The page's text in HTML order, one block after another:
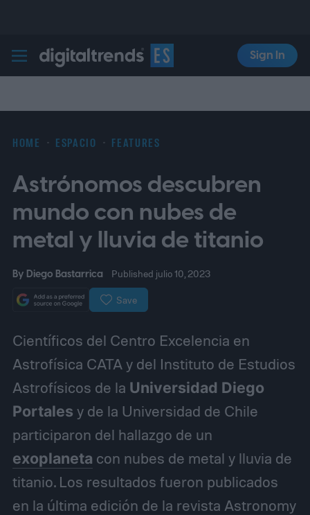
Digital Trends Español
Sign In
HOME ESPACIO FEATURES
Astrónomos descubren
mundo con nubes de
metal y lluvia de titanio
By Diego Bastarrica Published julio 10, 2023
Save
Científicos del Centro Excelencia en
Astrofísica CATA y del Instituto de Estudios
Astrofísicos de la Universidad Diego
Portales y de la Universidad de Chile
participaron del hallazgo de un
exoplaneta con nubes de metal y lluvia de
titanio. Los resultados fueron publicados
en la última edición de la revista Astronomy